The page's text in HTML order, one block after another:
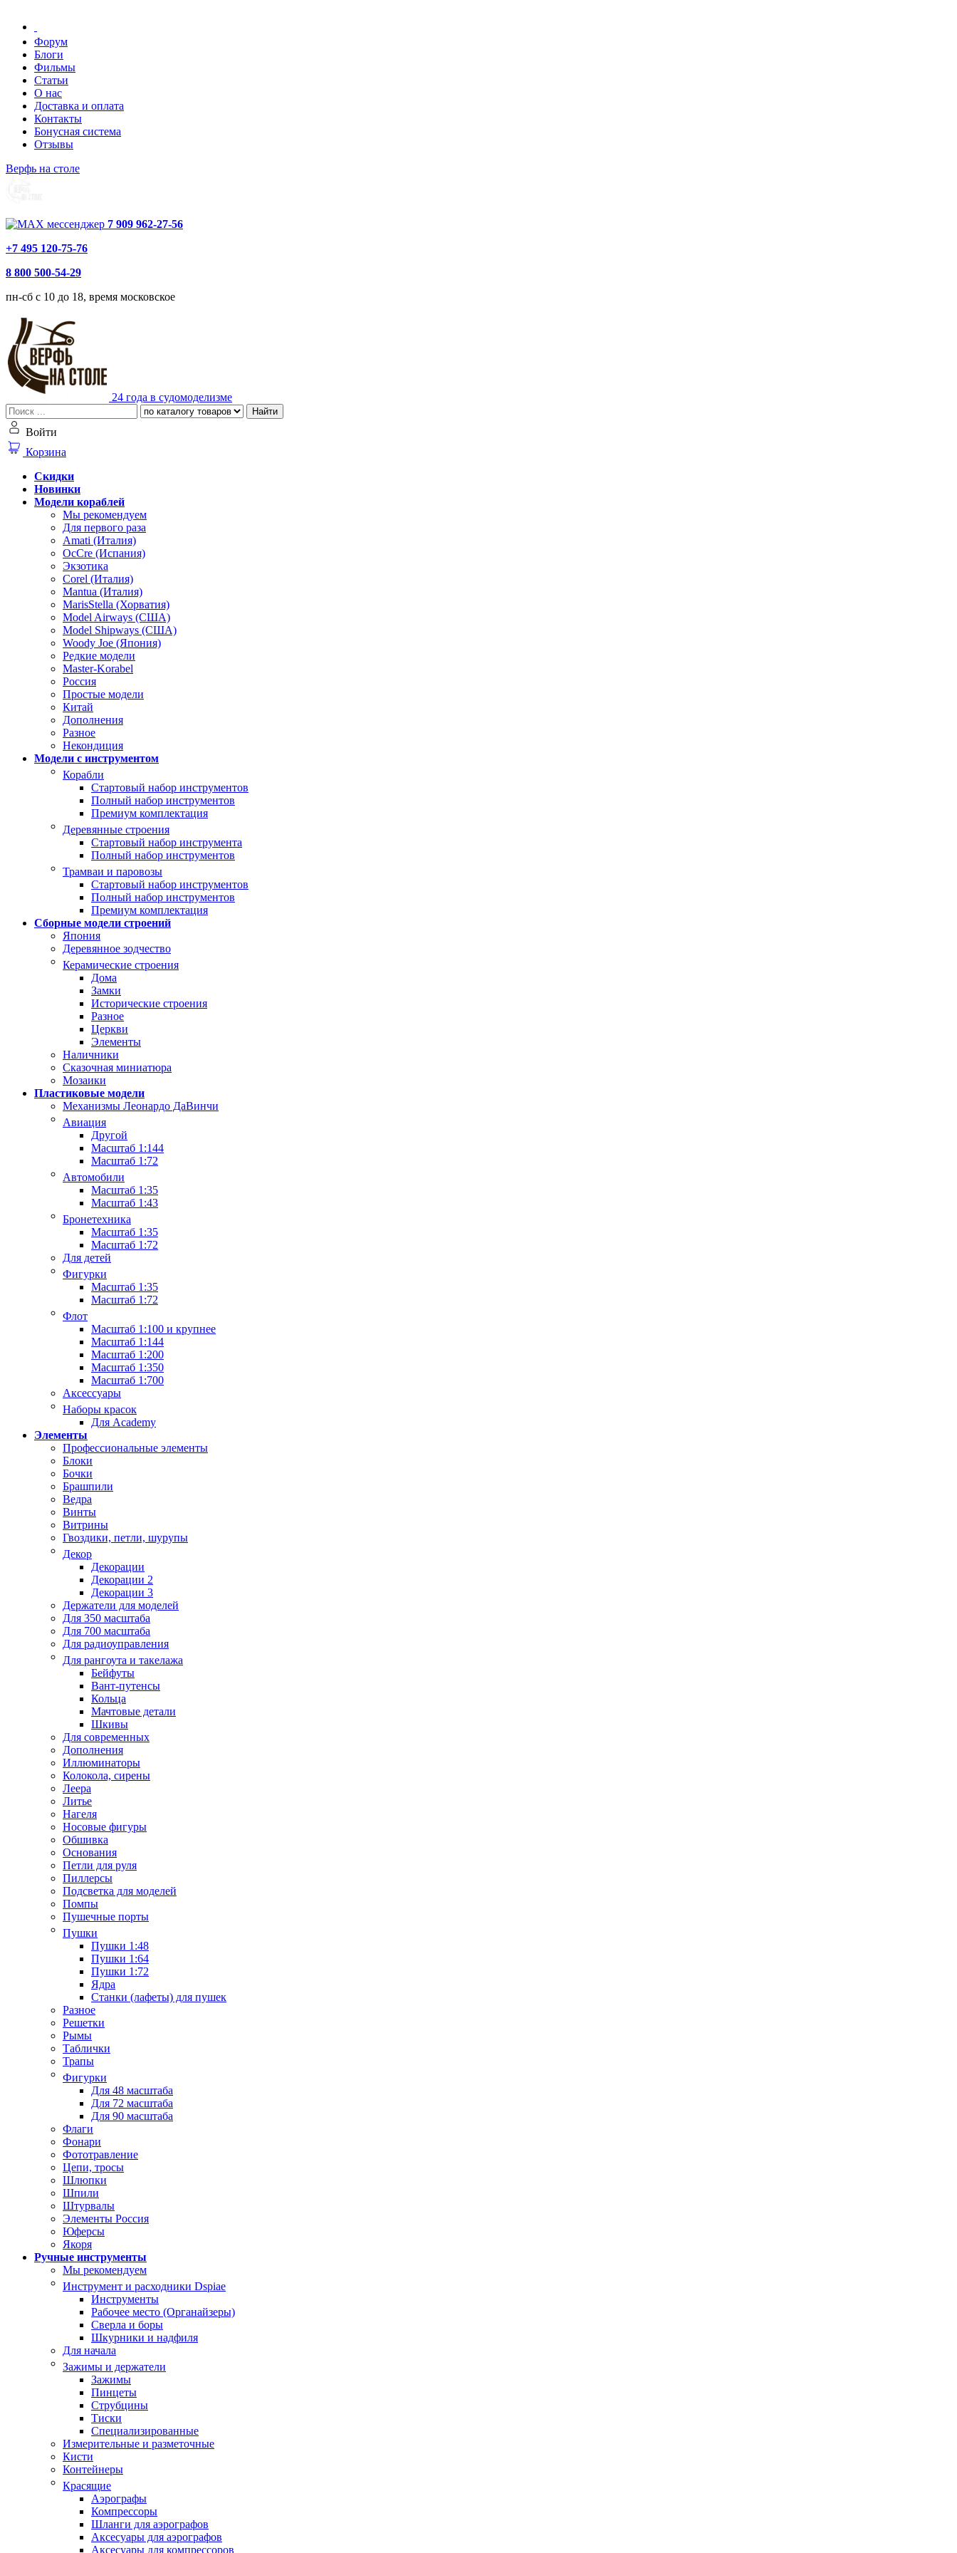
Форум
Блоги
Фильмы
Статьи
О нас
Доставка и оплата
Контакты
Бонусная система
Отзывы
Верфь на столе
7 909 962-27-56
+7 495 120-75-76
8 800 500-54-29
пн-сб с 10 до 18, время московское
24 года в судомоделизме
Найти
Войти
Корзина
Скидки
Новинки
Модели кораблей
Мы рекомендуем
Для первого раза
Amati (Италия)
OcCre (Испания)
Экзотика
Corel (Италия)
Mantua (Италия)
MarisStella (Хорватия)
Model Airways (США)
Model Shipways (США)
Woody Joe (Япония)
Редкие модели
Master-Korabel
Россия
Простые модели
Китай
Дополнения
Разное
Некондиция
Модели с инструментом
Корабли
Стартовый набор инструментов
Полный набор инструментов
Премиум комплектация
Деревянные строения
Стартовый набор инструмента
Полный набор инструментов
Трамваи и паровозы
Стартовый набор инструментов
Полный набор инструментов
Премиум комплектация
Сборные модели строений
Япония
Деревянное зодчество
Керамические строения
Дома
Замки
Исторические строения
Разное
Церкви
Элементы
Наличники
Сказочная миниатюра
Мозаики
Пластиковые модели
Механизмы Леонардо ДаВинчи
Авиация
Другой
Масштаб 1:144
Масштаб 1:72
Автомобили
Масштаб 1:35
Масштаб 1:43
Бронетехника
Масштаб 1:35
Масштаб 1:72
Для детей
Фигурки
Масштаб 1:35
Масштаб 1:72
Флот
Масштаб 1:100 и крупнее
Масштаб 1:144
Масштаб 1:200
Масштаб 1:350
Масштаб 1:700
Аксессуары
Наборы красок
Для Academy
Элементы
Профессиональные элементы
Блоки
Бочки
Брашпили
Ведра
Винты
Витрины
Гвоздики, петли, шурупы
Декор
Декорации
Декорации 2
Декорации 3
Держатели для моделей
Для 350 масштаба
Для 700 масштаба
Для радиоуправления
Для рангоута и такелажа
Бейфуты
Вант-путенсы
Кольца
Мачтовые детали
Шкивы
Для современных
Дополнения
Иллюминаторы
Колокола, сирены
Леера
Литье
Нагеля
Носовые фигуры
Обшивка
Основания
Петли для руля
Пиллерсы
Подсветка для моделей
Помпы
Пушечные порты
Пушки
Пушки 1:48
Пушки 1:64
Пушки 1:72
Ядра
Станки (лафеты) для пушек
Разное
Решетки
Рымы
Таблички
Трапы
Фигурки
Для 48 масштаба
Для 72 масштаба
Для 90 масштаба
Флаги
Фонари
Фототравление
Цепи, тросы
Шлюпки
Шпили
Штурвалы
Элементы Россия
Юферсы
Якоря
Ручные инструменты
Мы рекомендуем
Инструмент и расходники Dspiae
Инструменты
Рабочее место (Органайзеры)
Сверла и боры
Шкурники и надфиля
Для начала
Зажимы и держатели
Зажимы
Пинцеты
Струбцины
Тиски
Специализированные
Измерительные и разметочные
Кисти
Контейнеры
Красящие
Аэрографы
Компрессоры
Шланги для аэрографов
Аксесуары для аэрографов
Аксесуары для компрессоров